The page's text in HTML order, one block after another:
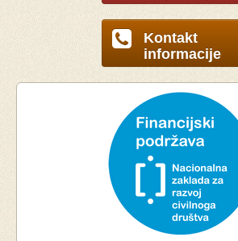
Kontakt
informacije